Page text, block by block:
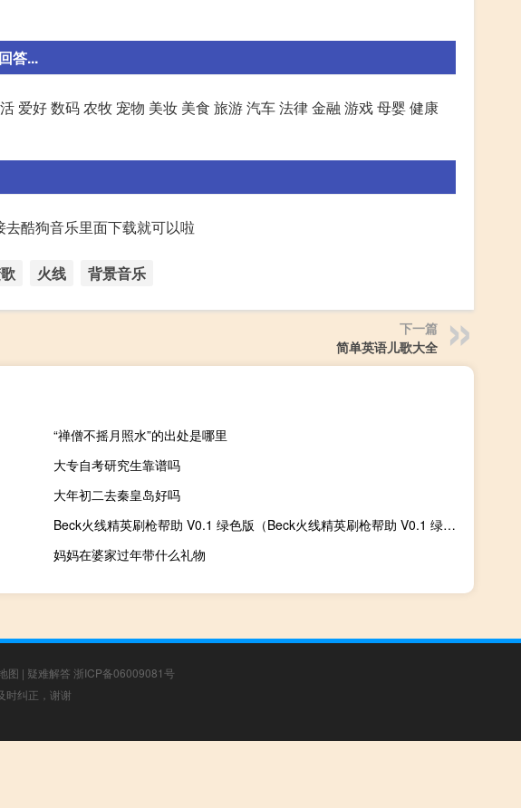
答...
爱好 数码 农牧 宠物 美妆 美食 旅游 汽车 法律 金融 游戏 母婴 健康
酷狗音乐里面下载就可以啦
火线 背景音乐
下一篇
简单英语儿歌大全
“禅僧不摇月照水”的出处是哪里
大专自考研究生靠谱吗
大年初二去秦皇岛好吗
Beck火线精英刷枪帮助 V0.1 绿色版（Beck火线精英刷枪帮助 V0.1 绿色版功能简介）
妈妈在婆家过年带什么礼物
图 | 疑难解答 浙ICP备06009081号
时纠正，谢谢